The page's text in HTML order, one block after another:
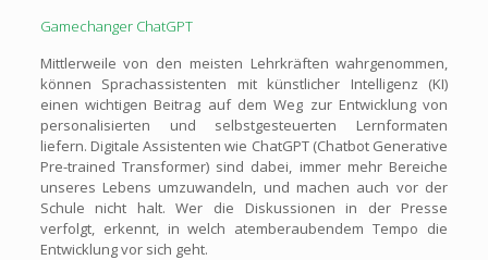
Gamechanger ChatGPT
Mittlerweile von den meisten Lehrkräften wahrgenommen,
können Sprachassistenten mit künstlicher Intelligenz (KI)
einen wichtigen Beitrag auf dem Weg zur Entwicklung von
personalisierten und selbstgesteuerten Lernformaten
liefern. Digitale Assistenten wie ChatGPT (Chatbot Generative
Pre-trained Transformer) sind dabei, immer mehr Bereiche
unseres Lebens umzuwandeln, und machen auch vor der
Schule nicht halt. Wer die Diskussionen in der Presse
verfolgt, erkennt, in welch atemberaubendem Tempo die
Entwicklung vor sich geht.